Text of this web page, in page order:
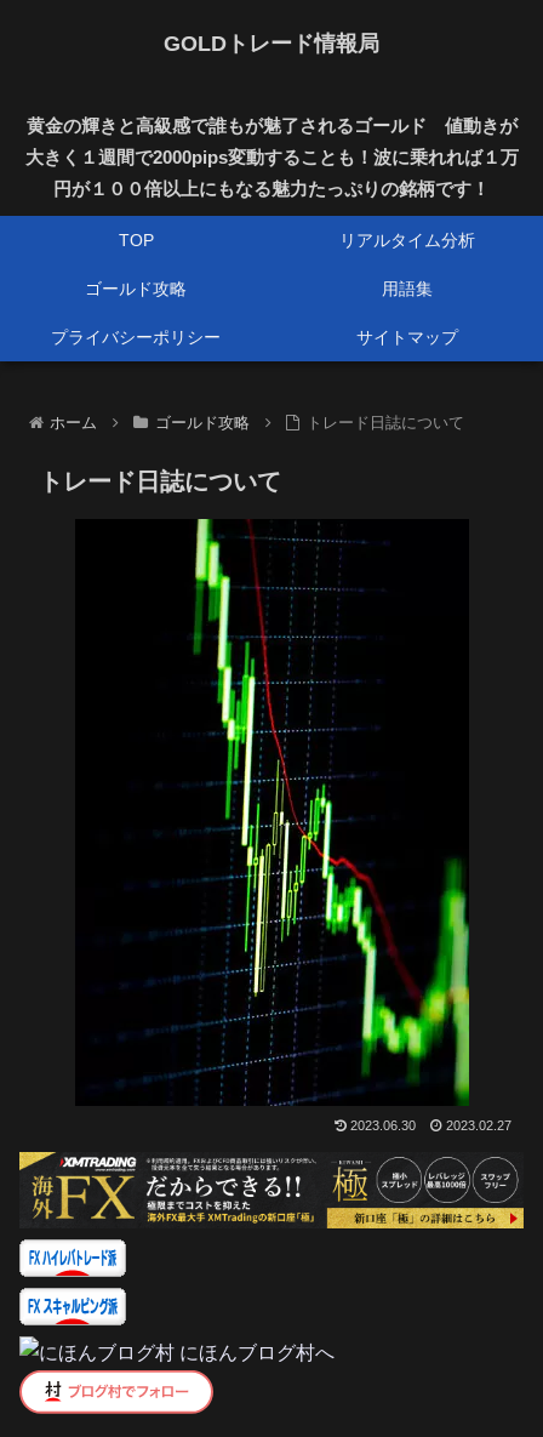
GOLDトレード情報局
黄金の輝きと高級感で誰もが魅了されるゴールド 値動きが
大きく１週間で2000pips変動することも！波に乗れれば１万
円が１００倍以上にもなる魅力たっぷりの銘柄です！
TOP リアルタイム分析
ゴールド攻略 用語集
プライバシーポリシー サイトマップ
ホーム ゴールド攻略 トレード日誌について
トレード日誌について
2023.06.30 2023.02.27